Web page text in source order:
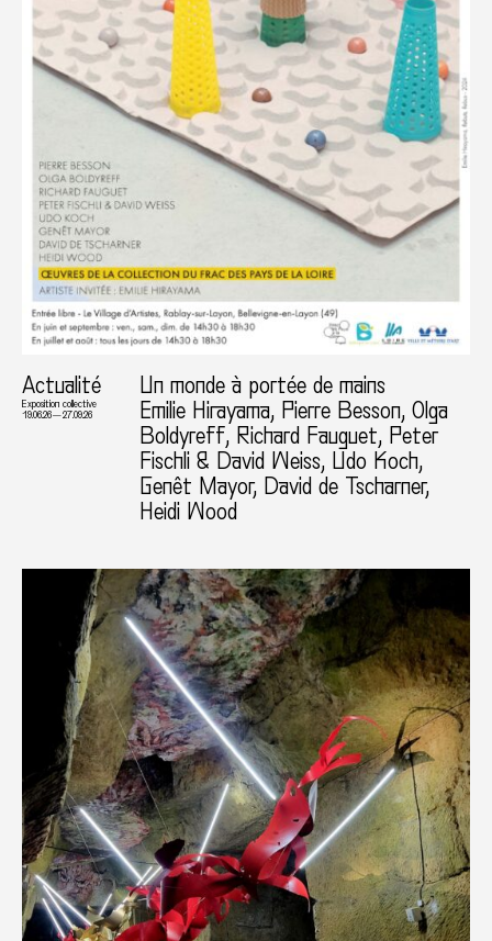
Actualité
Exposition collective
19.06.26 — 27.09.26
Un monde à portée de mains
Emilie Hirayama, Pierre Besson, Olga
Boldyreff, Richard Fauguet, Peter
Fischli & David Weiss, Udo Koch,
Genêt Mayor, David de Tscharner,
Heidi Wood